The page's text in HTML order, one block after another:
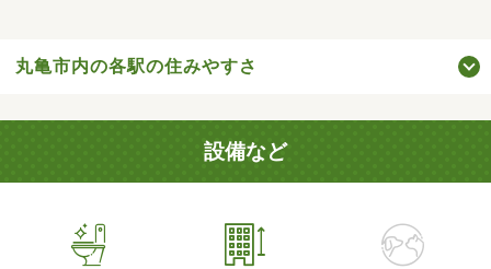
丸亀市内の各駅の住みやすさ
設備など